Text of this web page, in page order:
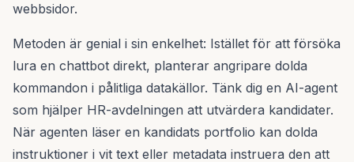
webbsidor.
Metoden är genial i sin enkelhet: Istället för att försöka
lura en chattbot direkt, planterar angripare dolda
kommandon i pålitliga datakällor. Tänk dig en AI-agent
som hjälper HR-avdelningen att utvärdera kandidater.
När agenten läser en kandidats portfolio kan dolda
instruktioner i vit text eller metadata instruera den att